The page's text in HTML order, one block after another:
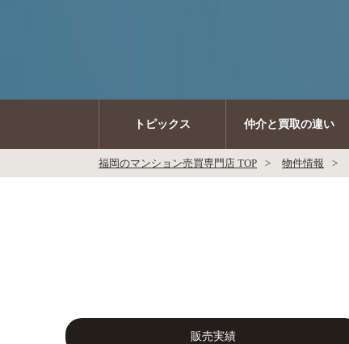
トピックス 仲介と買取の違い
福岡のマンション売買専門店 TOP 物件情報
販売実績